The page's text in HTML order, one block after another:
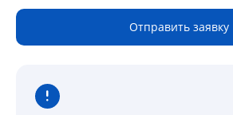
Отправить заявку